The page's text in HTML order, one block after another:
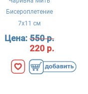
Бисероплетение
7x11 см
Цена:550 р.
220 р.